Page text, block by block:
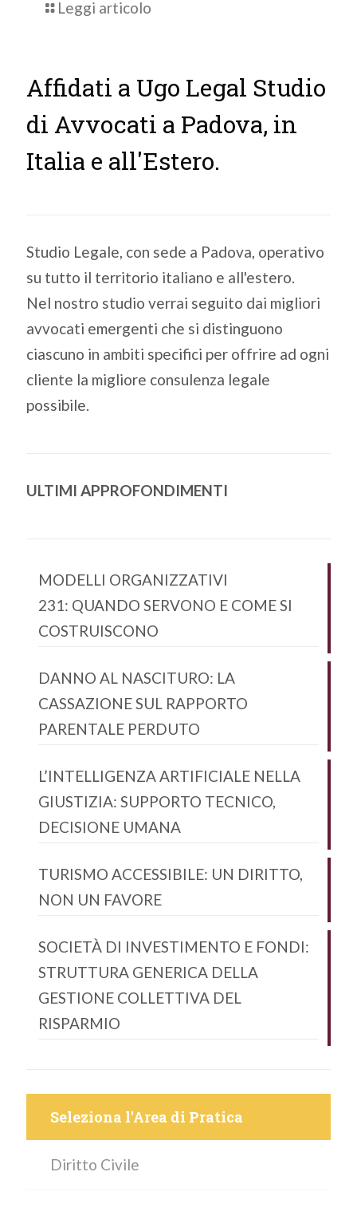
Leggi articolo
Affidati a Ugo Legal Studio
di Avvocati a Padova, in
Italia e all'Estero.
Studio Legale, con sede a Padova, operativo
su tutto il territorio italiano e all'estero.
Nel nostro studio verrai seguito dai migliori
avvocati emergenti che si distinguono
ciascuno in ambiti specifici per offrire ad ogni
cliente la migliore consulenza legale
possibile.
ULTIMI APPROFONDIMENTI
MODELLI ORGANIZZATIVI
231: QUANDO SERVONO E COME SI
COSTRUISCONO
DANNO AL NASCITURO: LA
CASSAZIONE SUL RAPPORTO
PARENTALE PERDUTO
L’INTELLIGENZA ARTIFICIALE NELLA
GIUSTIZIA: SUPPORTO TECNICO,
DECISIONE UMANA
TURISMO ACCESSIBILE: UN DIRITTO,
NON UN FAVORE
SOCIETÀ DI INVESTIMENTO E FONDI:
STRUTTURA GENERICA DELLA
GESTIONE COLLETTIVA DEL
RISPARMIO
Seleziona l'Area di Pratica
Diritto Civile